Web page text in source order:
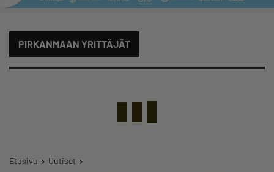
PIRKANMAAN YRITTÄJÄT
Etusivu Uutiset